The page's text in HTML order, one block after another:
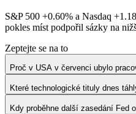
S&P 500 +0.60% a Nasdaq
pokles míst podpořil sázky na
Zeptejte se na to
Proč v USA v červenci ubylo
Které technologické tituly dnes
Kdy proběhne další zasedání Fed